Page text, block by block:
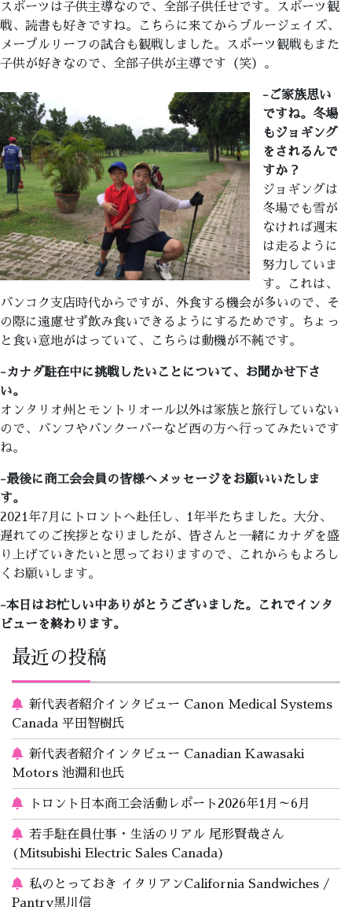
スポーツは子供主導なので、全部子供任せです。スポーツ観
戦、読書も好きですね。こちらに来てからブルージェイズ、
メープルリーフの試合も観戦しました。スポーツ観戦もまた
子供が好きなので、全部子供が主導です（笑）。
-ご家族思い
ですね。冬場
もジョギング
をされるんで
すか？
ジョギングは
冬場でも雪が
なければ週末
は走るように
努力していま
す。これは、
バンコク支店時代からですが、外食する機会が多いので、そ
の際に遠慮せず飲み食いできるようにするためです。ちょっ
と食い意地がはっていて、こちらは動機が不純です。
-カナダ駐在中に挑戦したいことについて、お聞かせ下さ
い。
オンタリオ州とモントリオール以外は家族と旅行していない
ので、バンフやバンクーバーなど西の方へ行ってみたいです
ね。
-最後に商工会会員の皆様へメッセージをお願いいたしま
す。
2021年7月にトロントへ赴任し、1年半たちました。大分、
遅れてのご挨拶となりましたが、皆さんと一緒にカナダを盛
り上げていきたいと思っておりますので、これからもよろし
くお願いします。
-本日はお忙しい中ありがとうございました。これでインタ
ビューを終わります。
最近の投稿
新代表者紹介インタビュー Canon Medical Systems
Canada 平田智樹氏
新代表者紹介インタビュー Canadian Kawasaki
Motors 池淵和也氏
トロント日本商工会活動レポート2026年1月～6月
若手駐在員仕事・生活のリアル 尾形賢哉さん
(Mitsubishi Electric Sales Canada)
私のとっておき イタリアンCalifornia Sandwiches /
Pantry黒川信